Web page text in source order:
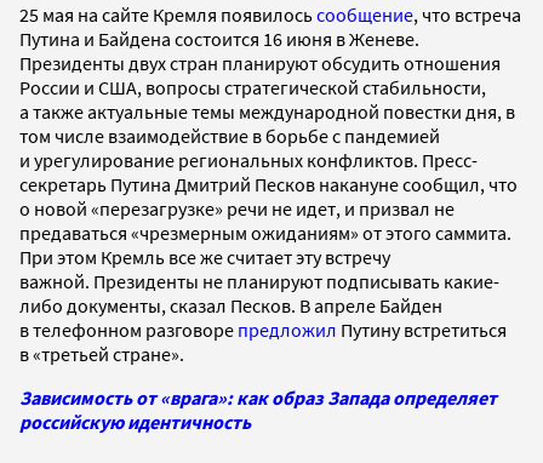
25 мая на сайте Кремля появилосьсообщение, что встреча
Путина и Байдена состоится 16 июня в Женеве.
Президенты двух стран планируют обсудить отношения
России и США, вопросы стратегической стабильности,
а также актуальные темы международной повестки дня, в
том числе взаимодействие в борьбе с пандемией
и урегулирование региональных конфликтов. Пресс-
секретарь Путина Дмитрий Песков накануне сообщил, что
о новой «перезагрузке» речи не идет, и призвал не
предаваться «чрезмерным ожиданиям» от этого саммита.
При этом Кремль все же считает эту встречу
важной. Президенты не планируют подписывать какие-
либо документы, сказал Песков. В апреле Байден
в телефонном разговоре предложил Путину встретиться
в«третьей стране».
Зависимость от «врага»: как образ Запада определяет
российскую идентичность